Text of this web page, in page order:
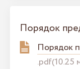
Порядок
Порядок
.pdf(10.25